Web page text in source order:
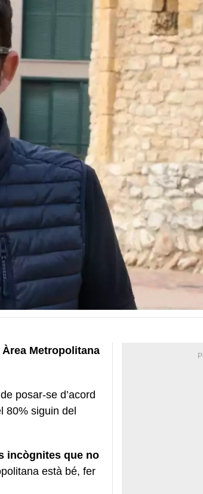
Àrea Metropolitana
posar-se d’acord
80% siguin del
incògnites que no
està bé, fer